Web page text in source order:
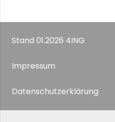
Stand 01.2026 4ING
Impressum
Datenschutzerklärung